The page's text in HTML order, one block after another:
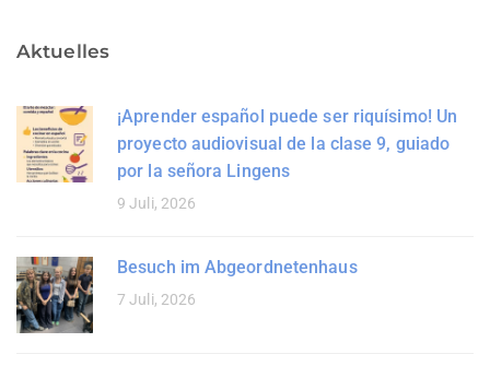
Aktuelles
¡Aprender español puede ser riquísimo! Un
proyecto audiovisual de la clase 9, guiado
por la señora Lingens
9 Juli, 2026
Besuch im Abgeordnetenhaus
7 Juli, 2026